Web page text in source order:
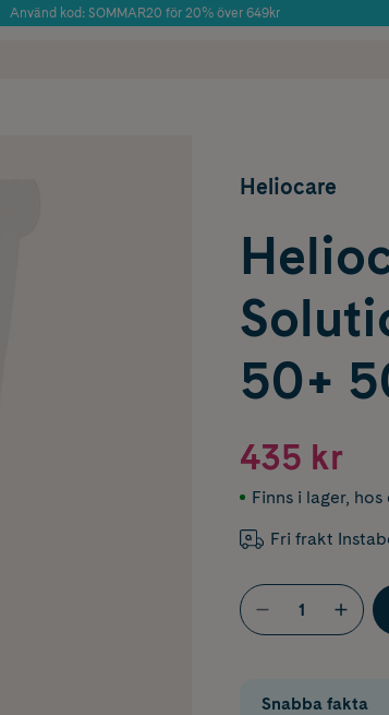
Använd kod: SOMMAR20 för 20% över 649kr
Heliocare
50+
435 kr
Finns i lager, hos
Fri frakt
Snabba fakta